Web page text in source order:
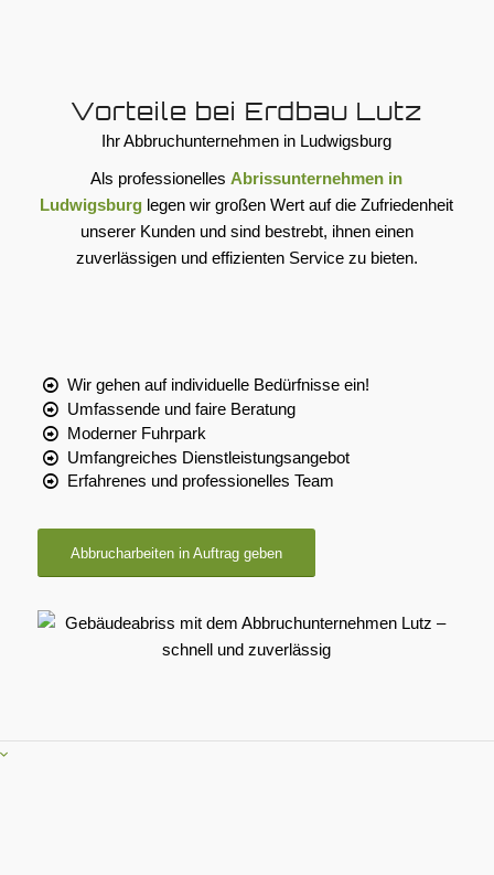
Vorteile bei Erdbau Lutz
Ihr Abbruchunternehmen in Ludwigsburg
Als professionellesAbrissunternehmen in
Ludwigsburg legen wir großen Wert auf die Zufriedenheit
unserer Kunden und sind bestrebt, ihnen einen
zuverlässigen und effizienten Service zu bieten.
Wir gehen auf individuelle Bedürfnisse ein!
Umfassende und faire Beratung
Moderner Fuhrpark
Umfangreiches Dienstleistungsangebot
Erfahrenes und professionelles Team
Abbrucharbeiten in Auftrag geben